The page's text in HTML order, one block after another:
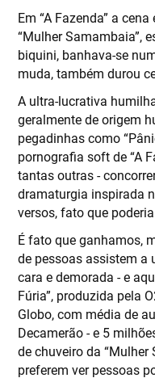
Em “A Fazenda” a
“Mulher Samambaia”,
biquini, banhava-se
muda, também durou
A ultra-lucrativa
geralmente de origem
pegadinhas como
pornografia soft de “A
tantas outras -
dramaturgia inspirada
versos, fato que
É fato que ganhamos,
de pessoas assistem a
cara e demorada - e
Fúria”, produzida pela
Globo, com média de
Decamerão - e 5
de chuveiro da
preferem ver pessoas